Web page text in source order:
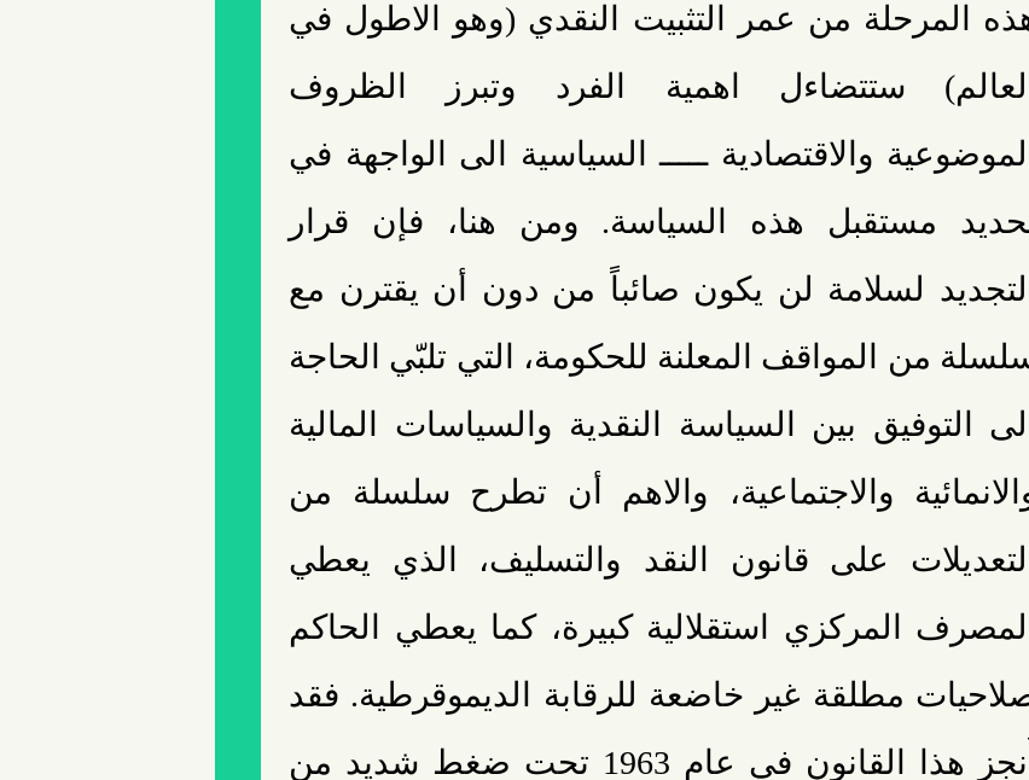
المرحلة من عمر التثبيت النقدي (وهو الاطول في
العالم) ستتضاءل اهمية الفرد وتبرز الظروف
الموضوعية والاقتصادية ـــــ السياسية الى الواجهة في
مستقبل هذه السياسة. ومن هنا، فإن قرار
التجديد لسلامة لن يكون صائباً من دون أن يقترن مع
من المواقف المعلنة للحكومة، التي تلبّي الحاجة
الى التوفيق بين السياسة النقدية والسياسات المالية
والاجتماعية، والاهم أن تطرح سلسلة من
التعديلات على قانون النقد والتسليف، الذي يعطي
المصرف المركزي استقلالية كبيرة، كما يعطي الحاكم
مطلقة غير خاضعة للرقابة الديموقرطية. فقد
أُنجز هذا القانون في عام 1963 تحت ضغط شديد من